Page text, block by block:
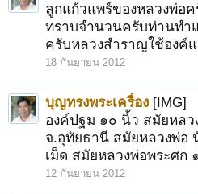
ลูกแก้วแพร์ของหลวงพ่อ
ทราบจำนวนครับท่านทำ
ครับหลวงสำราญใช้องค์
18 กันยายน 2012
บุญทรงพระเครื่อง [IMG]
องค์ปฐม ๑๐ นิ้ว สมัยหลว
จ.อุทัยธานี สมัยหลวงพ่อ
เม็ด สมัยหลวงพ่อพระศก
12 กันยายน 2012